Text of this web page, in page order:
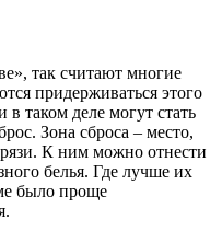
так считают многие
придерживаться этого
таком деле могут стать
Зона сброса – место,
К ним можно отнести
белья. Где лучше их
было проще